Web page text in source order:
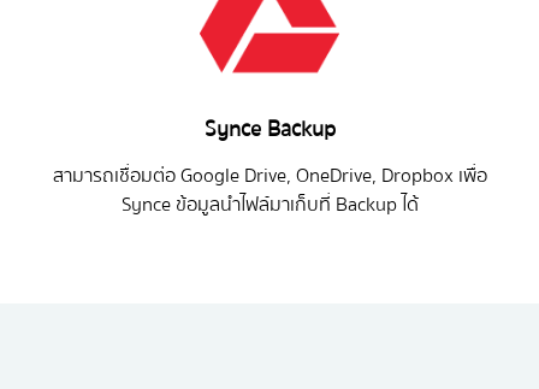
Synce Backup
สามารถเชื่อมต่อ Google Drive, OneDrive, Dropbox เพื่อ
Synce ข้อมูลนำไฟล์มาเก็บที่ Backup ได้